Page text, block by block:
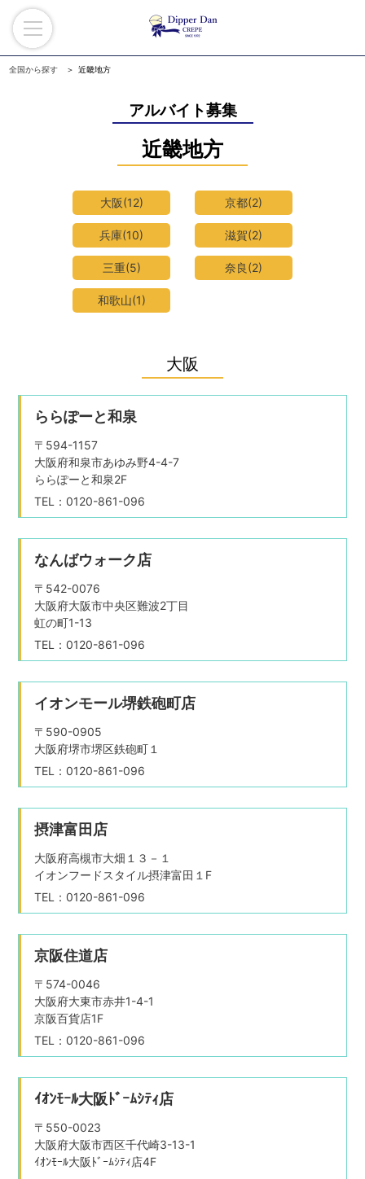
全国から探す 近畿地方
アルバイト募集
近畿地方
大阪(12) 京都(2)
兵庫(10) 滋賀(2)
三重(5) 奈良(2)
和歌山(1)
大阪
ららぽーと和泉
〒594-1157
大阪府和泉市あゆみ野4-4-7
ららぽーと和泉2F
TEL：0120-861-096
なんばウォーク店
〒542-0076
大阪府大阪市中央区難波2丁目
虹の町1-13
TEL：0120-861-096
イオンモール堺鉄砲町店
〒590-0905
大阪府堺市堺区鉄砲町１
TEL：0120-861-096
摂津富田店
大阪府高槻市大畑１３－１
イオンフードスタイル摂津富田１F
TEL：0120-861-096
京阪住道店
〒574-0046
大阪府大東市赤井1-4-1
京阪百貨店1F
TEL：0120-861-096
ｲｵﾝﾓｰﾙ大阪ﾄﾞｰﾑｼﾃｨ店
〒550-0023
大阪府大阪市西区千代崎3-13-1
ｲｵﾝﾓｰﾙ大阪ﾄﾞｰﾑｼﾃｨ店4F